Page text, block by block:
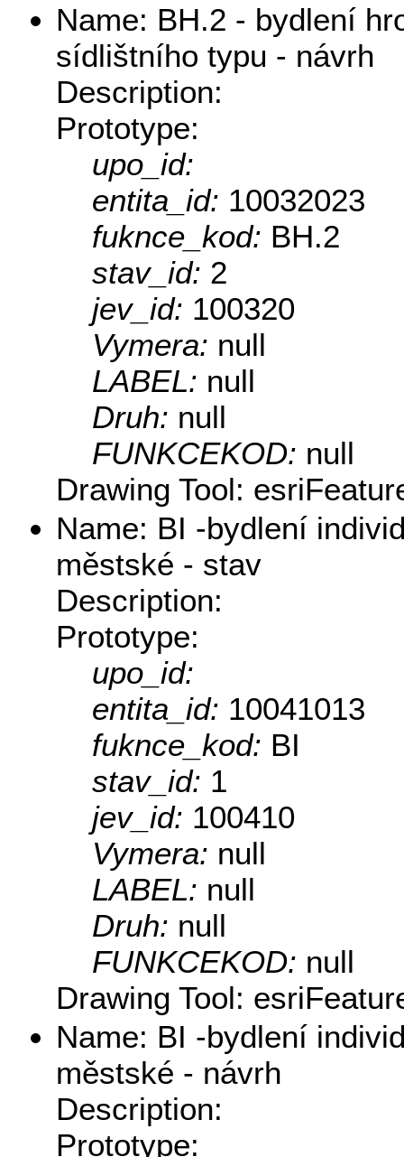
Name: BH.2 - bydlení
sídlištního typu - návrh
Description:
Prototype:
upo_id:
entita_id: 10032023
fuknce_kod: BH.2
stav_id: 2
jev_id: 100320
Vymera: null
LABEL: null
Druh: null
FUNKCEKOD: null
Drawing Tool:
Name: BI -bydlení
městské - stav
Description:
Prototype:
upo_id:
entita_id: 10041013
fuknce_kod: BI
stav_id: 1
jev_id: 100410
Vymera: null
LABEL: null
Druh: null
FUNKCEKOD: null
Drawing Tool:
Name: BI -bydlení
městské - návrh
Description:
Prototype: